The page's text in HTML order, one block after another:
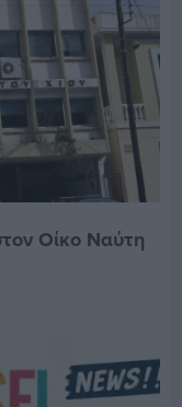
Οίκο Ναύτη